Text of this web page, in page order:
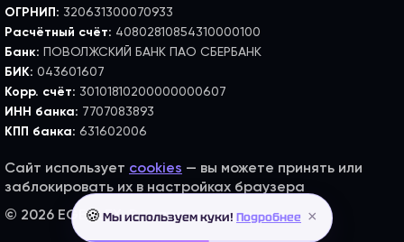
ОГРНИП: 320631300070933
Расчётный счёт: 40802810854310000100
Банк: ПОВОЛЖСКИЙ БАНК ПАО СБЕРБАНК
БИК: 043601607
Корр. счёт: 30101810200000000607
ИНН банка: 7707083893
КПП банка: 631602006
Сайт использует cookies — вы можете принять или
заблокировать их в настройках браузера
© 2026 EGE FLEX. Все права защищены.
🍪 Мы используем куки! Подробнее ×